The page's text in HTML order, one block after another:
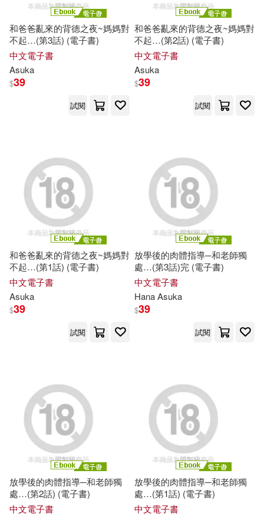
和爸爸亂來的背德之夜~媽媽對
不起…(第3話) (電子書)
中文電子書
Asuka
$39
試閱
和爸爸亂來的背德之夜~媽媽對
不起…(第2話) (電子書)
中文電子書
Asuka
$39
試閱
和爸爸亂來的背德之夜~媽媽對
不起…(第1話) (電子書)
中文電子書
Asuka
$39
試閱
放學後的肉體指導─和老師獨
處…(第3話)完 (電子書)
中文電子書
HanaAsuka
$39
試閱
放學後的肉體指導─和老師獨
處…(第2話) (電子書)
中文電子書
放學後的肉體指導─和老師獨
處…(第1話) (電子書)
中文電子書